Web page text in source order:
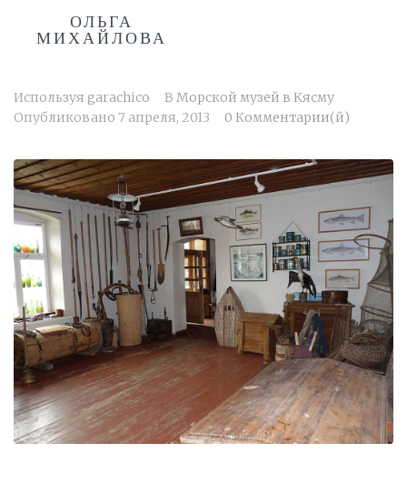
ОЛЬГА
МИХАЙЛОВА
Используя garachico В Морской музей в Кясму
Опубликовано 7 апреля, 2013 0 Комментарии(й)